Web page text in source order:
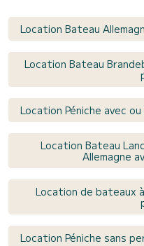
Location Bateau
Location Bateau
Location Péniche avec
Location Bateau
Allemagne
Location de bateaux
Location Péniche sans